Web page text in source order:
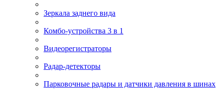
Зеркала заднего вида
Комбо-устройства 3 в 1
Видеорегистраторы
Радар-детекторы
Парковочные радары и датчики давления в шинах